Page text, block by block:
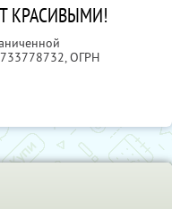
КРАСИВЫМИ!
, ОГРН